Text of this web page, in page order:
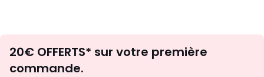
d'inspirations
20€ OFFERTS* sur votre première
commande.